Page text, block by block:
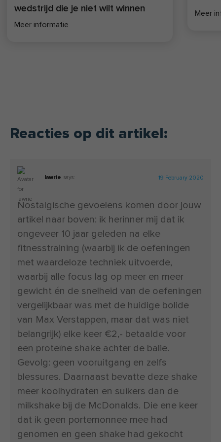
Daarnaast is Jeroen auteur van
meerdere (school)boeken, waaronder
evidencebased leefstijlinterventies.
wedstrijd die je niet wilt winnen
Meer informatie
Meer
Reacties op dit artikel:
lawrie says: 19 February 2020
Nostalgische gevoelens komen door jouw
artikel naar boven: ik herinner mij dat ik
ongeveer 10 jaar geleden na elke
fitnesstraining (waarbij ik de oefeningen
met waardeloze techniek uitvoerde,
waarbij alle focus lag op meer en meer
gewicht én de snelheid van de oefeningen
vergelijkbaar was met de huidige bolide
van Max Verstappen, maar dat was niet
belangrijk) elke keer €2,- betaalde voor
een proteïne shake achter de balie.
Gevolg: geen vooruitgang en zelfs
blessures. Daarnaast bevatte deze shake
meer koolhydraten en suikers dan de
milkshake bij de McDonalds. Die ene keer
dat ik geen portemonnee mee had
genomen en geen shake had gekocht